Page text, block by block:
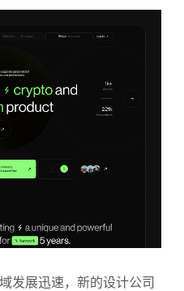
发展迅速，新的设计公司